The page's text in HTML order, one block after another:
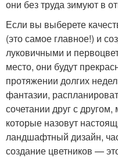
они без труда зимуют в
Если вы выберете
(это самое главное!) и
луковичными и
место, они будут
протяжении долгих
фантазии,
сочетании друг с
которые назовут
ландшафтный дизайн,
создание цветников —